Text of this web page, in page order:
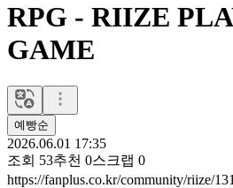
RPG - RIIZE
GAME
예빵순
2026.06.01 17:35
조회 53추천 0스크랩 0
https://fanplus.co.kr/community/riize/